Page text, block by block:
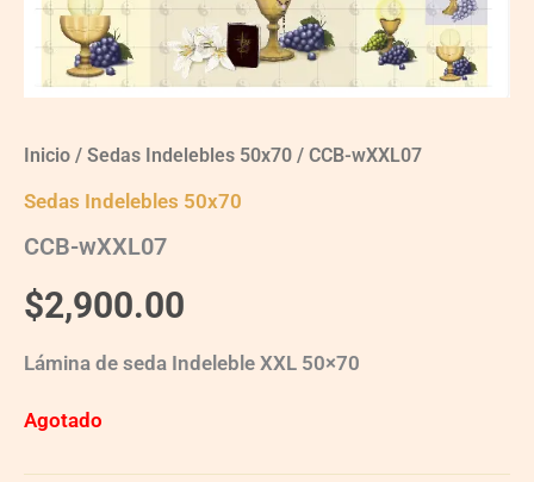
Inicio / Sedas Indelebles 50x70 / CCB-wXXL07
Sedas Indelebles 50x70
CCB-wXXL07
$2,900.00
Lámina de seda Indeleble XXL 50×70
Agotado